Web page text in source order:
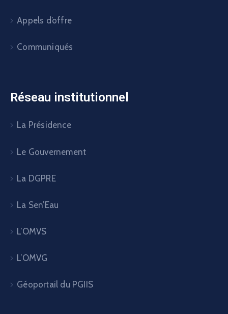
Appels d’offre
Communiqués
Réseau institutionnel
La Présidence
Le Gouvernement
La DGPRE
La Sen’Eau
L’OMVS
L’OMVG
Géoportail du PGIIS